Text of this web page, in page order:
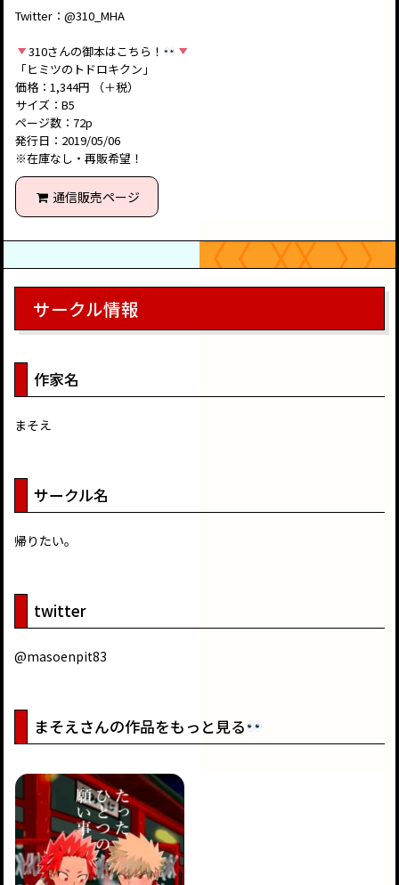
Twitter：@310_MHA
310さんの御本はこちら！
「ヒミツのトドロキクン」
価格：1,344円 （＋税）
サイズ：B5
ページ数：72p
発行日：2019/05/06
※在庫なし・再販希望！
通信販売ページ
サークル情報
作家名
まそえ
サークル名
帰りたい。
twitter
@masoenpit83
まそえさんの作品をもっと見る